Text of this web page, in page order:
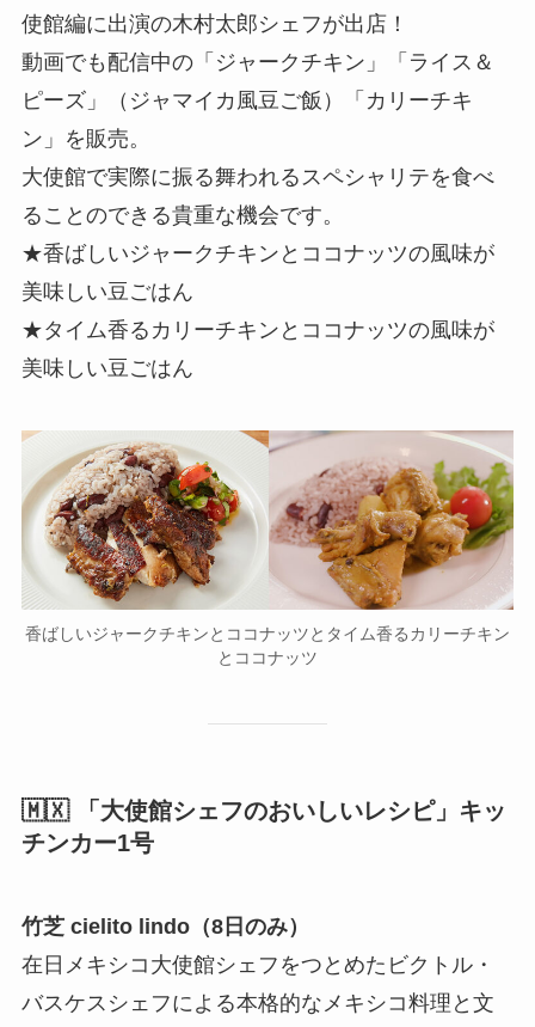
使館編に出演の木村太郎シェフが出店！
動画でも配信中の「ジャークチキン」「ライス＆
ピーズ」（ジャマイカ風豆ご飯）「カリーチキ
ン」を販売。
大使館で実際に振る舞われるスペシャリテを食べ
ることのできる貴重な機会です。
★香ばしいジャークチキンとココナッツの風味が
美味しい豆ごはん
★タイム香るカリーチキンとココナッツの風味が
美味しい豆ごはん
香ばしいジャークチキンとココナッツとタイム香るカリーチキン
とココナッツ
🇲🇽 「大使館シェフのおいしいレシピ」キッ
チンカー1号
竹芝 cielito lindo（8日のみ）
在日メキシコ大使館シェフをつとめたビクトル・
バスケスシェフによる本格的なメキシコ料理と文